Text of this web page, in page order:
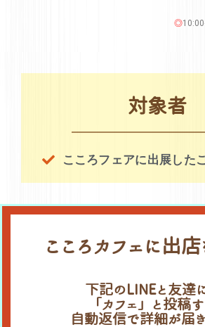
◎
対象者
こころフェアに出展した
こころカフェに出店
下記のLINEと友達
「カフェ」と投稿す
自動返信で詳細が届き